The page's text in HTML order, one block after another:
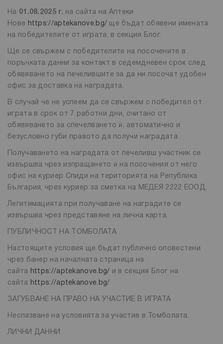
На 01.08.2025 г. на сайта на Аптеки
Нове
https://aptekanove.bg/ ще бъдат обявени имената
на победителите от играта, в секция Блог.
Ще се свържем с победителите на посочените в
поръчката данни за контакт в седемдневен срок след
обявяването на печелившите за да ни посочат удобен
офис за доставка на наградата.
В случай че не успеем да се свържем с победител от
играта в срок от 7 работни дни, считано от
обявяването за спечелването ѝ, автоматично и
безусловно губи правото да получи наградата.
Получаването на наградата от печеливш участник се
извършва чрез изпращането ѝ на посочения от него
офис на куриер Спиди на територията на Република
България, чрез куриер за сметка на МЕДЕЯ 2222 ЕООД.
Легитимацията при получаване на наградите се
извършва чрез представяне на лична карта.
ПУБЛИЧНОСТ НА ТОМБОЛАТА
Настоящите условия ще бъдат публично оповестени
чрез банер на началната страница на
сайта https://aptekanove.bg/
и в секция Блог на
сайта https://aptekanove.bg/
ЗАГУБВАНЕ НА ПРАВО НА УЧАСТИЕ В ИГРАТА
Неспазване на условията за участие в Томболата.
ЛИЧНИ ДАННИ